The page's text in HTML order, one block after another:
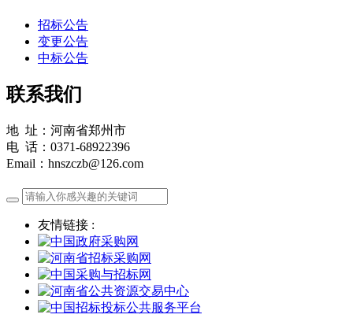
招标公告
变更公告
中标公告
联系我们
地 址：河南省郑州市
电 话：0371-68922396
Email：hnszczb@126.com
友情链接 :